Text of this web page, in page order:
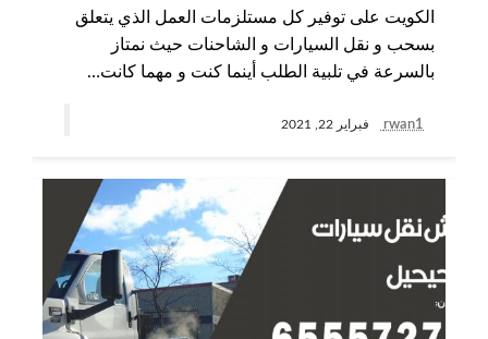
الكويت على توفير كل مستلزمات العمل الذي يتعلق
بسحب و نقل السيارات و الشاحنات حيث نمتاز
بالسرعة في تلبية الطلب أينما كنت و مهما كانت…
rwan1 فبراير 22, 2021